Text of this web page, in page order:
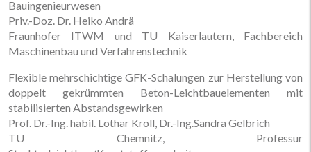
Bauingenieurwesen
Priv.-Doz. Dr. Heiko Andrä
Fraunhofer ITWM und TU Kaiserlautern, Fachbereich
Maschinenbau und Verfahrenstechnik
Flexible mehrschichtige GFK-Schalungen zur Herstellung von
doppelt gekrümmten Beton-Leichtbauelementen mit
stabilisierten Abstandsgewirken
Prof. Dr.-Ing. habil. Lothar Kroll, Dr.-Ing.Sandra Gelbrich
TU Chemnitz, Professur